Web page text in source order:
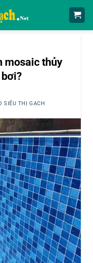
mosaic thủy
SIÊU THỊ GẠCH